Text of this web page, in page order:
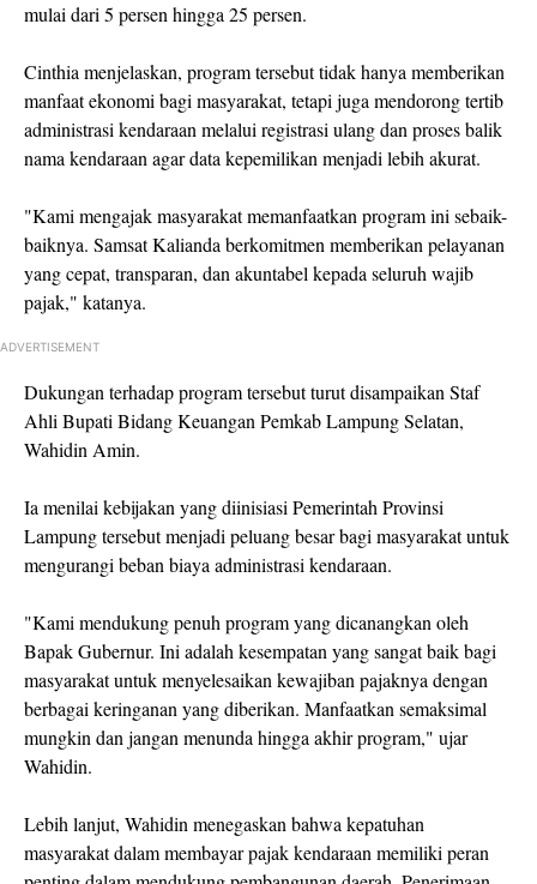
mulai dari 5 persen hingga 25 persen.
Cinthia menjelaskan, program tersebut tidak hanya memberikan
manfaat ekonomi bagi masyarakat, tetapi juga mendorong tertib
administrasi kendaraan melalui registrasi ulang dan proses balik
nama kendaraan agar data kepemilikan menjadi lebih akurat.
"Kami mengajak masyarakat memanfaatkan program ini sebaik-
baiknya. Samsat Kalianda berkomitmen memberikan pelayanan
yang cepat, transparan, dan akuntabel kepada seluruh wajib
pajak," katanya.
ADVERTISEMENT
Dukungan terhadap program tersebut turut disampaikan Staf
Ahli Bupati Bidang Keuangan Pemkab Lampung Selatan,
Wahidin Amin.
Ia menilai kebijakan yang diinisiasi Pemerintah Provinsi
Lampung tersebut menjadi peluang besar bagi masyarakat untuk
mengurangi beban biaya administrasi kendaraan.
"Kami mendukung penuh program yang dicanangkan oleh
Bapak Gubernur. Ini adalah kesempatan yang sangat baik bagi
masyarakat untuk menyelesaikan kewajiban pajaknya dengan
berbagai keringanan yang diberikan. Manfaatkan semaksimal
mungkin dan jangan menunda hingga akhir program," ujar
Wahidin.
Lebih lanjut, Wahidin menegaskan bahwa kepatuhan
masyarakat dalam membayar pajak kendaraan memiliki peran